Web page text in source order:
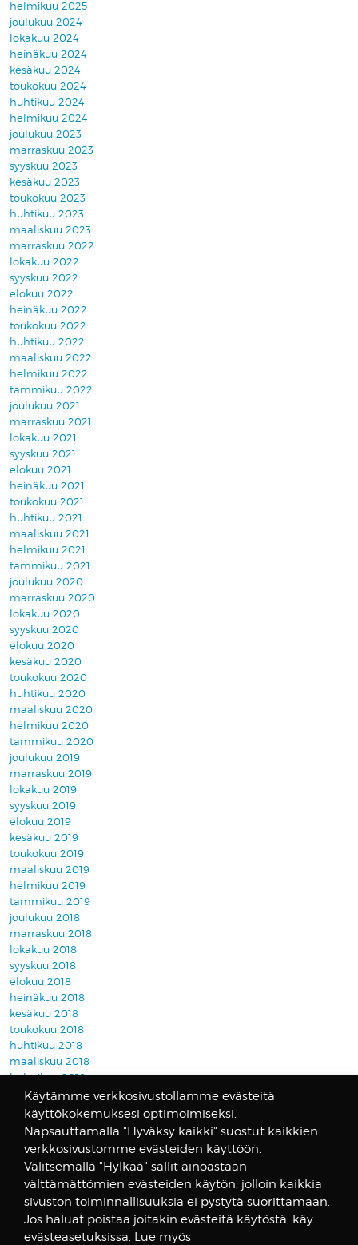
helmikuu 2025
joulukuu 2024
lokakuu 2024
heinäkuu 2024
kesäkuu 2024
toukokuu 2024
huhtikuu 2024
helmikuu 2024
joulukuu 2023
marraskuu 2023
syyskuu 2023
kesäkuu 2023
toukokuu 2023
huhtikuu 2023
maaliskuu 2023
marraskuu 2022
lokakuu 2022
syyskuu 2022
elokuu 2022
heinäkuu 2022
toukokuu 2022
huhtikuu 2022
maaliskuu 2022
helmikuu 2022
tammikuu 2022
joulukuu 2021
marraskuu 2021
lokakuu 2021
syyskuu 2021
elokuu 2021
heinäkuu 2021
toukokuu 2021
huhtikuu 2021
maaliskuu 2021
helmikuu 2021
tammikuu 2021
joulukuu 2020
marraskuu 2020
lokakuu 2020
syyskuu 2020
elokuu 2020
kesäkuu 2020
toukokuu 2020
huhtikuu 2020
maaliskuu 2020
helmikuu 2020
tammikuu 2020
joulukuu 2019
marraskuu 2019
lokakuu 2019
syyskuu 2019
elokuu 2019
kesäkuu 2019
toukokuu 2019
maaliskuu 2019
helmikuu 2019
tammikuu 2019
joulukuu 2018
marraskuu 2018
lokakuu 2018
syyskuu 2018
elokuu 2018
heinäkuu 2018
kesäkuu 2018
toukokuu 2018
huhtikuu 2018
maaliskuu 2018
helmikuu 2018
tammikuu 2018
joulukuu 2017
marraskuu 2017
lokakuu 2017
elokuu 2017
heinäkuu 2017
kesäkuu 2017
toukokuu 2017
maaliskuu 2017
Käytämme verkkosivustollamme evästeitä
käyttökokemuksesi optimoimiseksi.
Napsauttamalla "Hyväksy kaikki" suostut kaikkien
verkkosivustomme evästeiden käyttöön.
Valitsemalla "Hylkää" sallit ainoastaan
välttämättömien evästeiden käytön, jolloin kaikkia
sivuston toiminnallisuuksia ei pystytä suorittamaan.
Jos haluat poistaa joitakin evästeitä käytöstä, käy
evästeasetuksissa. Lue myös